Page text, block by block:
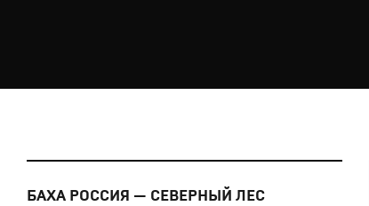
БАХА РОССИЯ — СЕВЕРНЫЙ ЛЕС